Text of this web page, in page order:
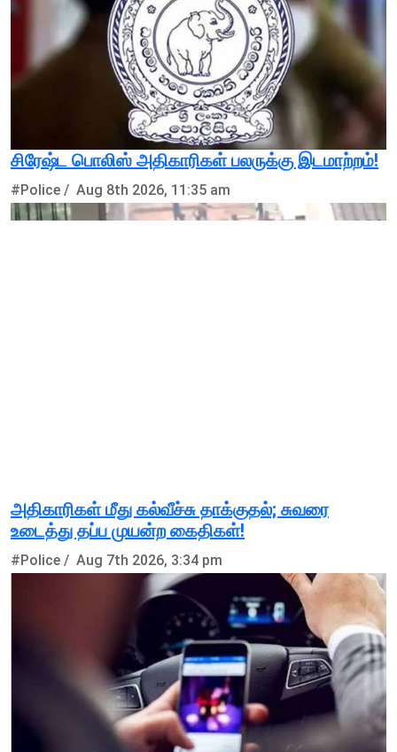
சிரேஷ்ட பொலிஸ் அதிகாரிகள் பலருக்கு இடமாற்றம்!
#Police / Aug 8th 2026, 11:35 am
அதிகாரிகள் மீது கல்வீச்சு தாக்குதல்; சுவரை
உடைத்து தப்ப முயன்ற கைதிகள்!
#Police / Aug 7th 2026, 3:34 pm